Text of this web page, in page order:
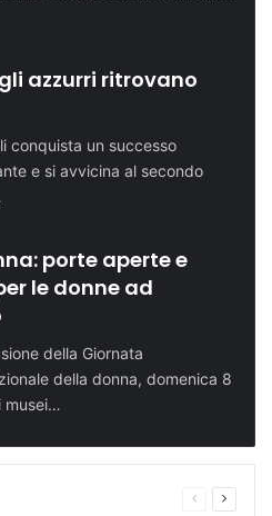
azzurri ritrovano
conquista un successo
e si avvicina al secondo
porte aperte e
le donne ad
della Giornata
della donna, domenica 8
musei…
Pagina